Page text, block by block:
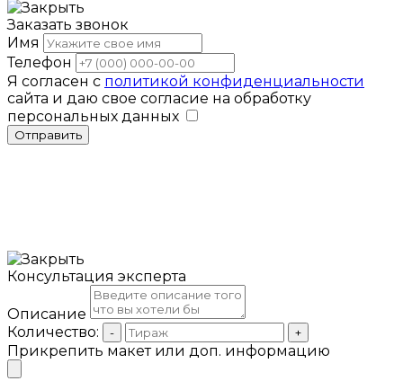
Заказать звонок
Имя
Телефон
Я согласен с политикой конфиденциальности
сайта и даю свое согласие на обработку
персональных данных
Отправить
Консультация эксперта
Описание
Количество:
- +
Прикрепить макет или доп. информацию